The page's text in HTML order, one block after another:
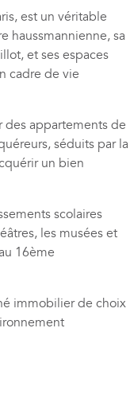
est un véritable
haussmannienne, sa
et ses espaces
cadre de vie
des appartements de
séduits par la
un bien
scolaires
les musées et
16ème
immobilier de choix